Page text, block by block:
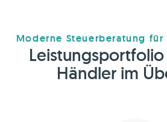
Moderne Steuerberatung für
Händler im